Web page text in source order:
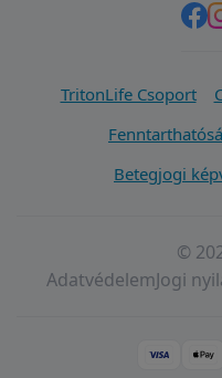
TritonLife Csoport
Betegjogi
©
AdatvédelemJogi